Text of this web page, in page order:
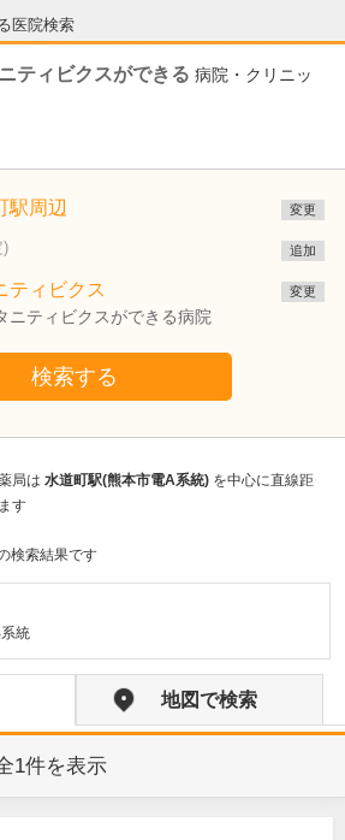
医院検索
ティビクスができる 病院・クリニッ
駅周辺 変更
) 追加
ティビクス
ニティビクスができる病院
変更
検索する
局は 水道町駅(熊本市電A系統) を中心に直線距
す
検索結果です
統
地図で検索
1件を表示